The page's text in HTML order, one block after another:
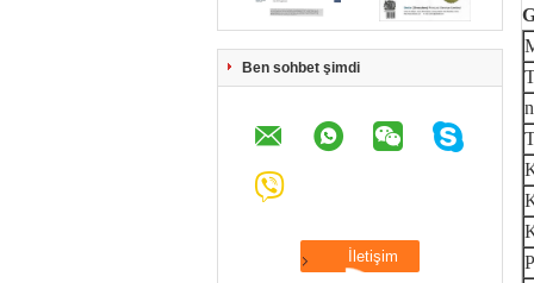
Ben sohbet şimdi